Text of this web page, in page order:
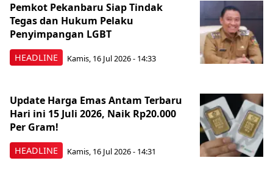
HEADLINE
Pemkot Pekanbaru Siap Tindak
Tegas dan Hukum Pelaku
Penyimpangan LGBT
Kamis, 16 Jul 2026 - 14:33
HEADLINE
Update Harga Emas Antam Terbaru
Hari ini 15 Juli 2026, Naik Rp20.000
Per Gram!
Kamis, 16 Jul 2026 - 14:31